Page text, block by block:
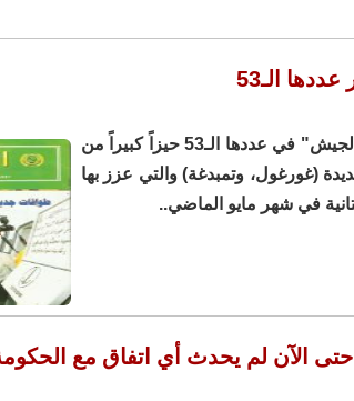
الـ53
خصصت مجلة "أخبار الجيش" في عددها الـ53 حيزاً كبيراً من
(غورغول، وتمبدغة) والتي عزز بها
في شهر مايو الماضي..
الآن لم يحدث أي اتفاق مع